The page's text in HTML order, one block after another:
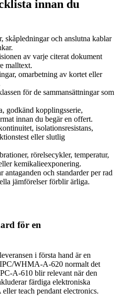
innan du
skåpledningar och anslutna kablar
av varje citerat dokument
malltext.
omarbetning av kortet eller
för de sammansättningar som
godkänd kopplingsserie,
innan du begär en offert.
isolationsresistans,
eller slutlig
rörelsecykler, temperatur,
kemikalieexponering.
antaganden och standarder per rad
jämförelser förblir ärliga.
för en
i första hand är en
WHMA-A-620 normalt det
A-610 blir relevant när den
färdiga elektroniska
teach pendant electronics.